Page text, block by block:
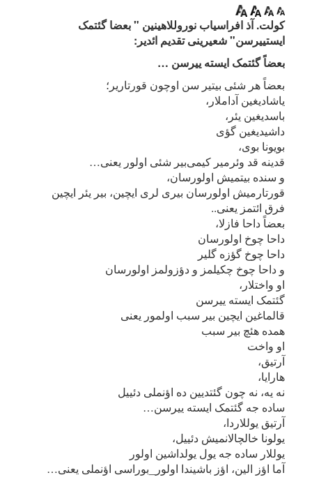
کولت. آذ افراسیاب نوروللاهینین " بعضا گئتمک
ایستییرسن" شعیرینی تقدیم ائدیر:
بعضاً گئتمک ایسته ییرسن …
بعضاً هر شئی بیتیر سن اوچون قورتاریر؛
یاشادیغین آداملار،
باسدیغین یئر،
داشیدیغین گؤی
بویونا بوی،
قدینه قد وئرمیر کیمی‌بیر شئی اولور یعنی…
و سنده بیتمیش اولورسان،
قورتارمیش اولورسان بیری لری ایچین، بیر یئر ایچین
فرق ائتمز یعنی..
بعضاً داحا فازلا،
داحا چوخ اولورسان
داحا چوخ گؤزه گلیر
و داحا چوخ چکیلمز و دؤزولمز اولورسان
او واختلار،
گئتمک ایسته ییرسن
قالماغین ایچین بیر سبب اولمور یعنی
همده هئچ بیر سبب
او واخت
آرتیق،
هارایا،
نه یه، نه چون گئتدیین ده اؤنملی دئییل
ساده جه گئتمک ایسته ییرسن…
آرتیق یوللاردا،
یولونا خالچالانمیش دئییل،
یوللار ساده جه یول یولداشین اولور
آما اؤز الین، اؤز باشیندا اولور_بوراسی اؤنملی یعنی…